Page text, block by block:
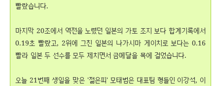
빨랐습니다.
마지막 20조에서 역전을 노렸던 일본의 가토 조지 보다 합계기록에서
0.19초 빨랐고, 2위에 그친 일본의 나가시마 게이치로 보다는 0.16
빨라 일본 두 선수를 모두 제치면서 금메달을 목에 걸었습니다.
오늘 21번째 생일을 맞은 '젊은피' 모태범은 대표팀 형들인 이강석, 이